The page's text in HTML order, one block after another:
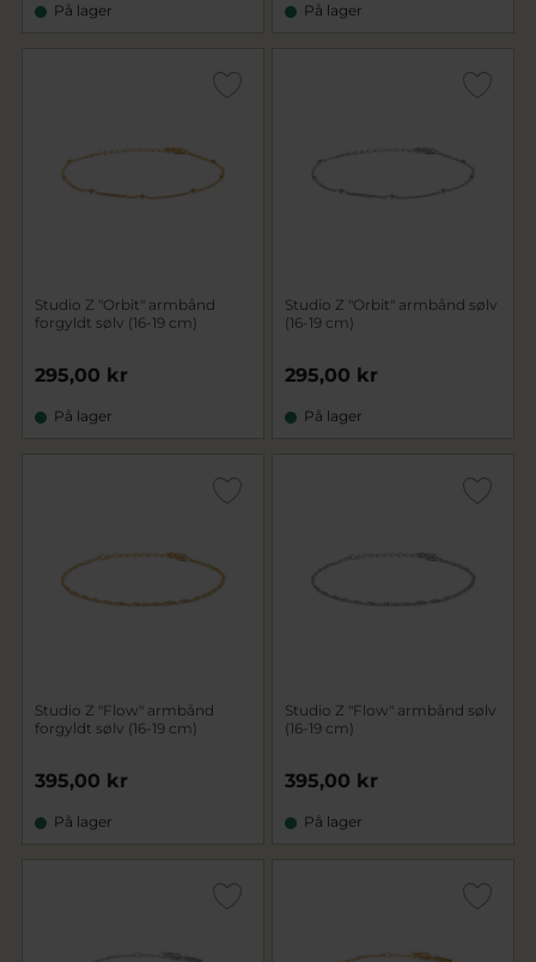
På lager På lager
Studio Z "Orbit" armbånd
forgyldt sølv (16-19 cm)
295,00 kr
På lager
Studio Z "Orbit" armbånd sølv
(16-19 cm)
295,00 kr
På lager
Studio Z "Flow" armbånd
forgyldt sølv (16-19 cm)
395,00 kr
På lager
Studio Z "Flow" armbånd sølv
(16-19 cm)
395,00 kr
På lager